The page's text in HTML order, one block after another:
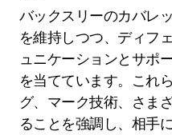
バックスリーのカバレ
を維持しつつ、ディフ
ュニケーションとサポ
を当てています。これ
グ、マーク技術、さま
ることを強調し、相手